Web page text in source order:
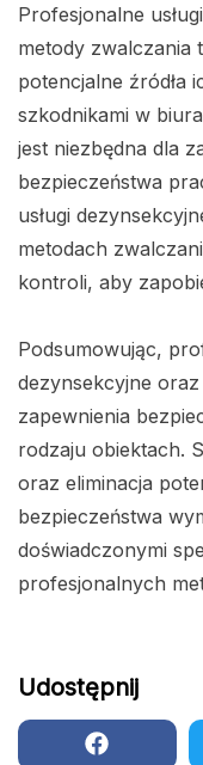
Profesjonalne
metody zwalczania
potencjalne źródła
szkodnikami w
jest niezbędna dla
bezpieczeństwa
usługi
metodach
kontroli, aby
Podsumowując,
dezynsekcyjne
zapewnienia
rodzaju obiektach.
oraz eliminacja
bezpieczeństwa
doświadczonymi
profesjonalnych
Udostępnij